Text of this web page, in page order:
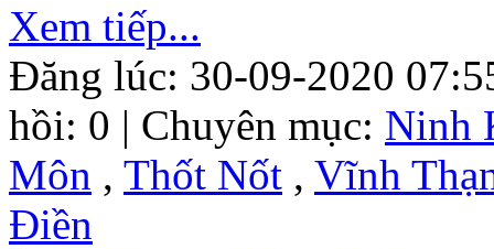
Xem tiếp...
Đăng lúc: 30-09-2020
hồi: 0 | Chuyên mục: Ninh
Môn , Thốt Nốt , Vĩnh
Điền